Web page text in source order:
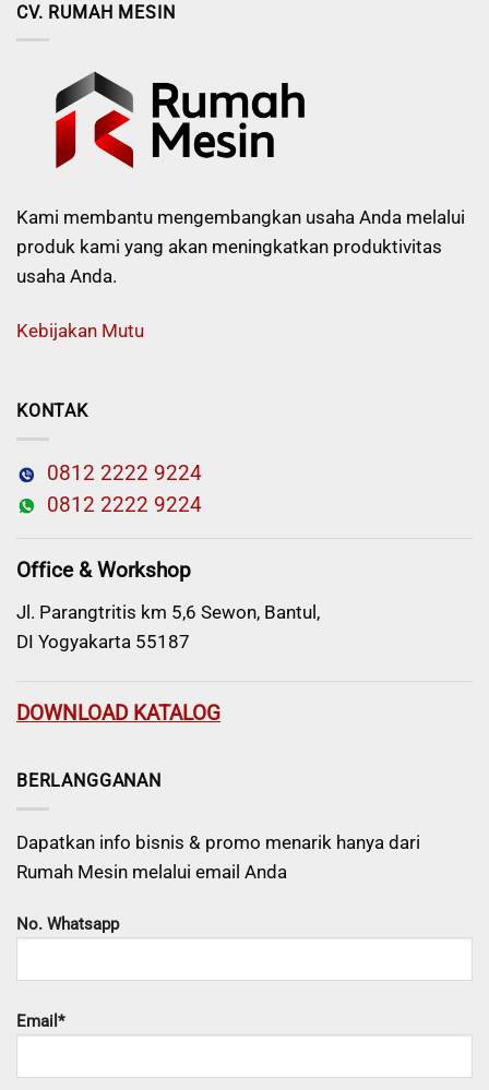
CV. RUMAH MESIN
Kami membantu mengembangkan usaha Anda melalui
produk kami yang akan meningkatkan produktivitas
usaha Anda.
Kebijakan Mutu
KONTAK
0812 2222 9224
0812 2222 9224
Office & Workshop
Jl. Parangtritis km 5,6 Sewon, Bantul,
DI Yogyakarta 55187
DOWNLOAD KATALOG
BERLANGGANAN
Dapatkan info bisnis & promo menarik hanya dari
Rumah Mesin melalui email Anda
No. Whatsapp
Email*